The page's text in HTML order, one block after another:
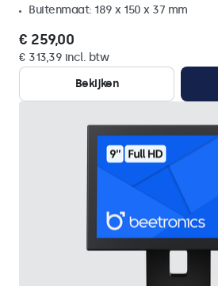
Buitenmaat: 189 x 150 x 37 mm
€ 259,00
€ 313,39 incl. btw
Bekijken